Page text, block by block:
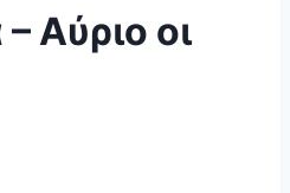
Αύριο οι